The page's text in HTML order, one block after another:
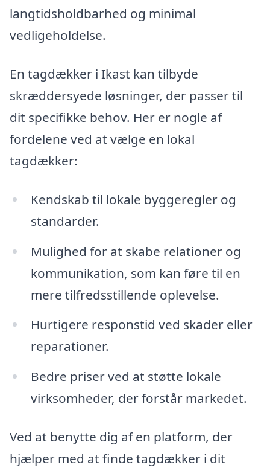
langtidsholdbarhed og minimal
vedligeholdelse.
En tagdækker i Ikast kan tilbyde
skræddersyede løsninger, der passer til
dit specifikke behov. Her er nogle af
fordelene ved at vælge en lokal
tagdækker:
Kendskab til lokale byggeregler og
standarder.
Mulighed for at skabe relationer og
kommunikation, som kan føre til en
mere tilfredsstillende oplevelse.
Hurtigere responstid ved skader eller
reparationer.
Bedre priser ved at støtte lokale
virksomheder, der forstår markedet.
Ved at benytte dig af en platform, der
hjælper med at finde tagdækker i dit